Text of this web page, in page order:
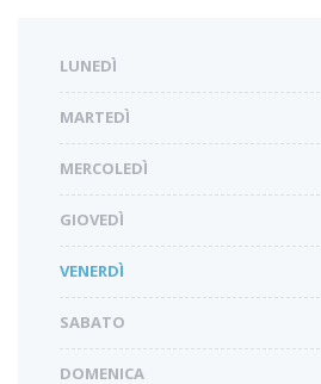
LUNEDÌ
MARTEDÌ
MERCOLEDÌ
GIOVEDÌ
VENERDÌ
SABATO
DOMENICA